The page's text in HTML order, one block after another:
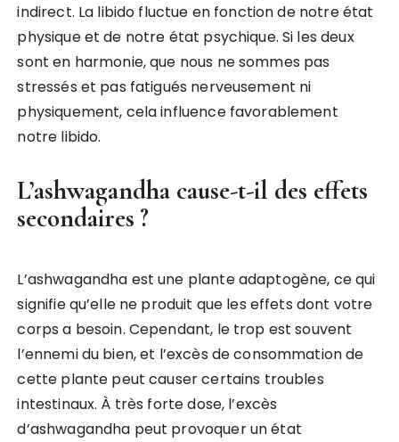
indirect. La libido fluctue en fonction de notre état
physique et de notre état psychique. Si les deux
sont en harmonie, que nous ne sommes pas
stressés et pas fatigués nerveusement ni
physiquement, cela influence favorablement
notre libido.
L’ashwagandha cause-t-il des effets
secondaires ?
L’ashwagandha est une plante adaptogène, ce qui
signifie qu’elle ne produit que les effets dont votre
corps a besoin. Cependant, le trop est souvent
l’ennemi du bien, et l’excès de consommation de
cette plante peut causer certains troubles
intestinaux. À très forte dose, l’excès
d’ashwagandha peut provoquer un état